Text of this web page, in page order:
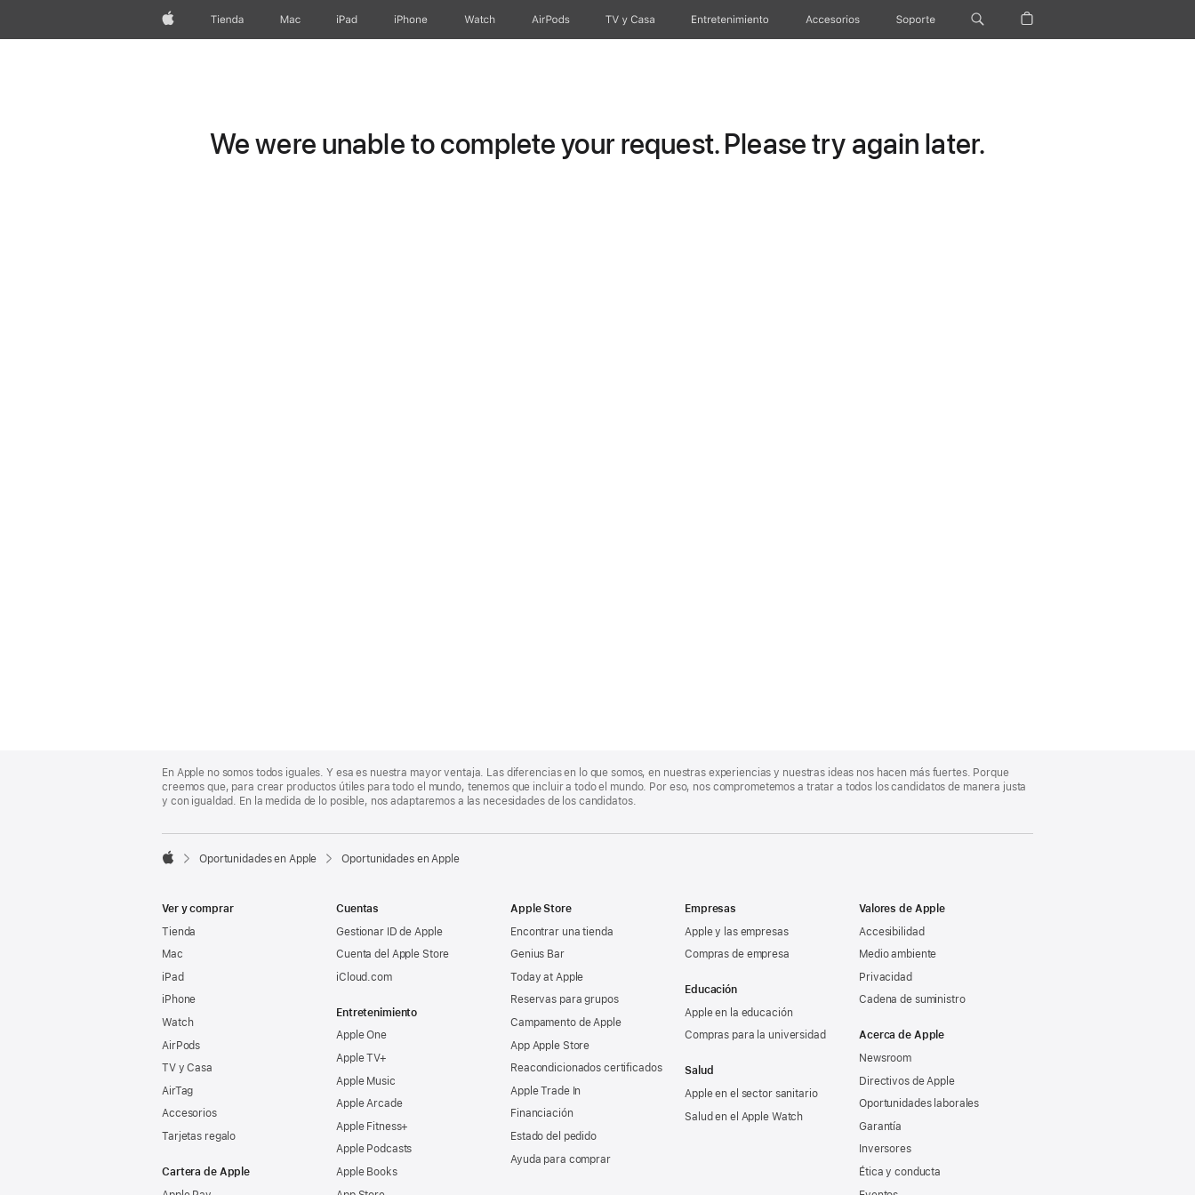
AppleTienda Mac iPad iPhone Watch AirPods TV y Casa Entretenimiento Accesorios Soporte
We were unable to complete your request. Please try again later.
Footer
En Apple no somos todos iguales. Y esa es nuestra mayor ventaja. Las diferencias en lo que somos, en nuestras experiencias y nuestras ideas nos hacen más fuertes. Porque
creemos que, para crear productos útiles para todo el mundo, tenemos que incluir a todo el mundo. Por eso, nos comprometemos a tratar a todos los candidatos de manera justa
y con igualdad. En la medida de lo posible, nos adaptaremos a las necesidades de los candidatos.

Oportunidades en Apple Oportunidades en Apple
Ver y comprar
Tienda
Mac
iPad
iPhone
Watch
AirPods
TV y Casa
AirTag
Accesorios
Tarjetas regalo
Cartera de Apple
Cuentas
Gestionar ID de Apple
Cuenta del Apple Store
iCloud.com
Entretenimiento
Apple One
Apple TV+
Apple Music
Apple Arcade
Apple Fitness+
Apple Podcasts
Apple Books
Apple Store
Encontrar una tienda
Genius Bar
Today at Apple
Reservas para grupos
Campamento de Apple
App Apple Store
Reacondicionados certificados
Apple Trade In
Financiación
Estado del pedido
Ayuda para comprar
Empresas
Apple y las empresas
Compras de empresa
Educación
Apple en la educación
Compras para la universidad
Salud
Apple en el sector sanitario
Salud en el Apple Watch
Valores de Apple
Accesibilidad
Medio ambiente
Privacidad
Cadena de suministro
Acerca de Apple
Newsroom
Directivos de Apple
Oportunidades laborales
Garantía
Inversores
Ética y conducta